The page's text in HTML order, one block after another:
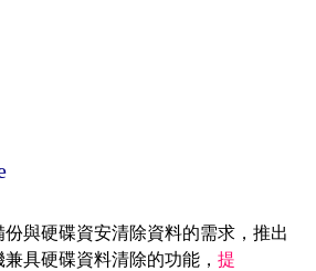
與硬碟資安清除資料的需求，推出
具硬碟資料清除的功能， 提